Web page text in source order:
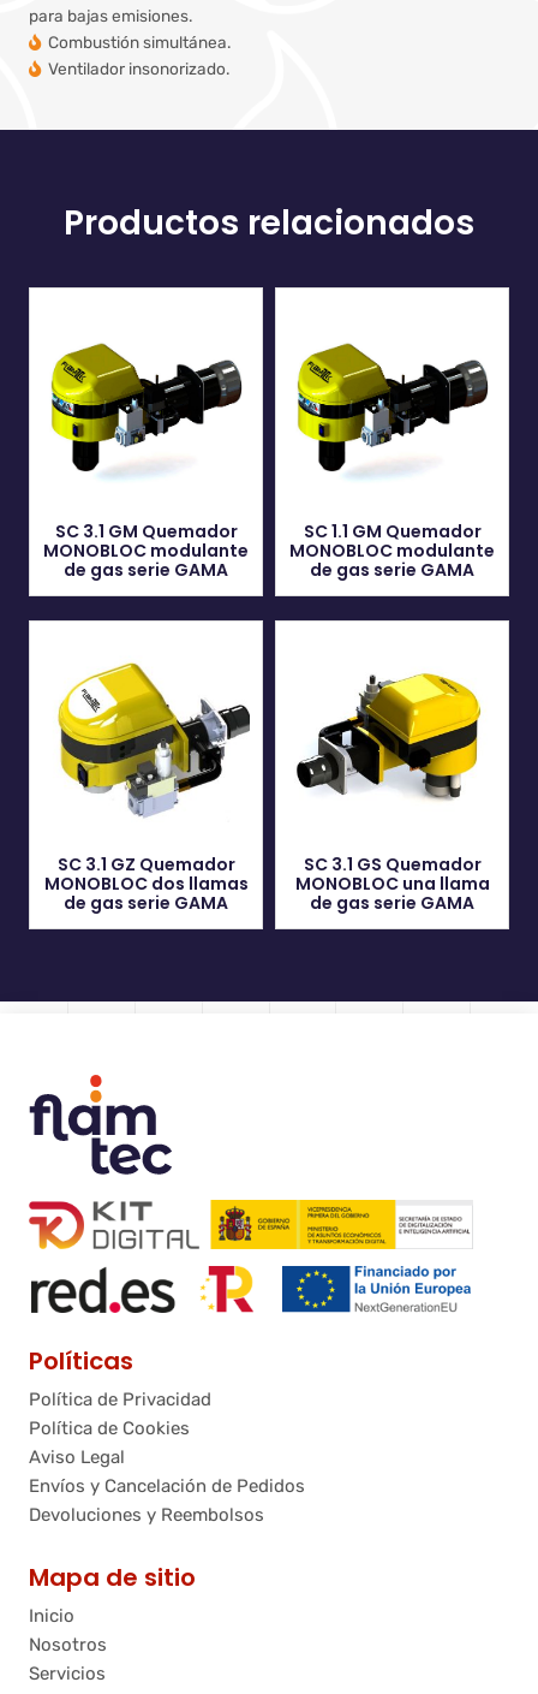
para bajas emisiones.
Combustión simultánea.
Ventilador insonorizado.
Productos relacionados
SC 3.1 GM Quemador
MONOBLOC modulante
de gas serie GAMA
SC 1.1 GM Quemador
MONOBLOC modulante
de gas serie GAMA
SC 3.1 GZ Quemador
MONOBLOC dos llamas
de gas serie GAMA
SC 3.1 GS Quemador
MONOBLOC una llama
de gas serie GAMA
Políticas
Política de Privacidad
Política de Cookies
Aviso Legal
Envíos y Cancelación de Pedidos
Devoluciones y Reembolsos
Mapa de sitio
Inicio
Nosotros
Servicios